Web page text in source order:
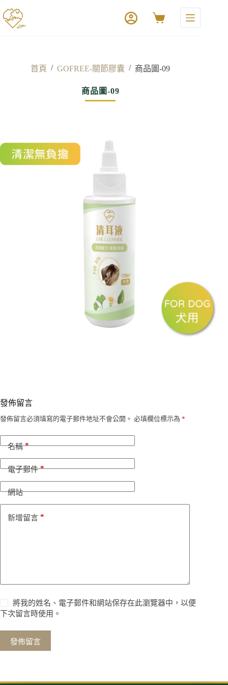
首頁 / GOFREE-關節膠囊 / 商品圖-09
商品圖-09
發佈留言
發佈留言必須填寫的電子郵件地址不會公開。 必填欄位標示為 *
名稱*
電子郵件*
網站
新增留言 *
將我的姓名、電子郵件和網站保存在此瀏覽器中，以便
下次留言時使用。
發佈留言